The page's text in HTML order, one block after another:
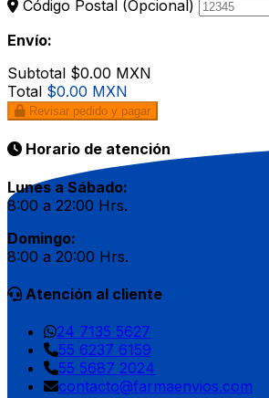
Código Postal (Opcional)
Envío:
Subtotal $0.00 MXN
Total $0.00 MXN
Revisar pedido y pagar
Horario de atención
Lunes a Sábado:
8:00 a 22:00 Hrs.
Domingo:
8:00 a 20:00 Hrs.
Atención al cliente
24 7135 5627
55 6237 6159
55 5687 2024
contacto@farmaenvios.com